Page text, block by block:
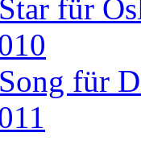
für
für